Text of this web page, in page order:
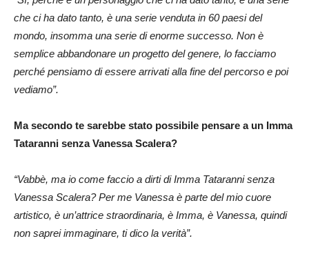
che ci ha dato tanto, è una serie venduta in 60 paesi del
mondo, insomma una serie di enorme successo. Non è
semplice abbandonare un progetto del genere, lo facciamo
perché pensiamo di essere arrivati alla fine del percorso e poi
vediamo”.
Ma secondo te sarebbe stato possibile pensare a un Imma
Tataranni senza Vanessa Scalera?
“Vabbè, ma io come faccio a dirti di Imma Tataranni senza
Vanessa Scalera? Per me Vanessa è parte del mio cuore
artistico, è un’attrice straordinaria, è Imma, è Vanessa, quindi
non saprei immaginare, ti dico la verità”.